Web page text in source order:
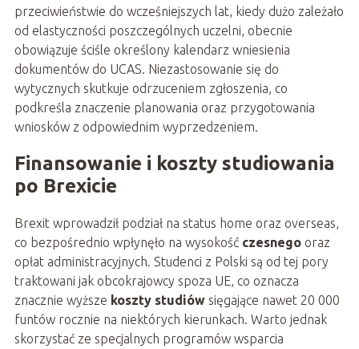
przeciwieństwie do wcześniejszych lat, kiedy dużo zależało
od elastyczności poszczególnych uczelni, obecnie
obowiązuje ściśle określony kalendarz wniesienia
dokumentów do UCAS. Niezastosowanie się do
wytycznych skutkuje odrzuceniem zgłoszenia, co
podkreśla znaczenie planowania oraz przygotowania
wniosków z odpowiednim wyprzedzeniem.
Finansowanie i koszty studiowania
po Brexicie
Brexit wprowadził podział na status home oraz overseas,
co bezpośrednio wpłynęło na wysokość czesnegooraz
opłat administracyjnych. Studenci z Polski są od tej pory
traktowani jak obcokrajowcy spoza UE, co oznacza
znacznie wyższe koszty studiówsięgające nawet 20 000
funtów rocznie na niektórych kierunkach. Warto jednak
skorzystać ze specjalnych programów wsparcia